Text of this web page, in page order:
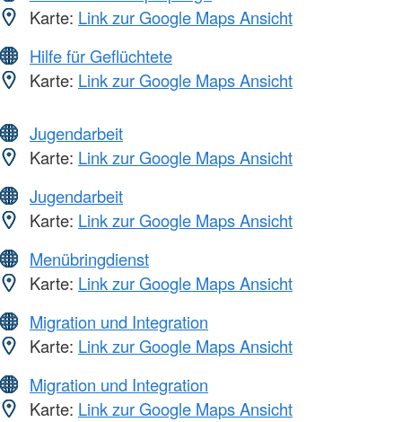
Karte: Link zur Google Maps Ansicht
Hilfe für Geflüchtete
Karte: Link zur Google Maps Ansicht
Jugendarbeit
Karte: Link zur Google Maps Ansicht
Jugendarbeit
Karte: Link zur Google Maps Ansicht
Menübringdienst
Karte: Link zur Google Maps Ansicht
Migration und Integration
Karte: Link zur Google Maps Ansicht
Migration und Integration
Karte: Link zur Google Maps Ansicht